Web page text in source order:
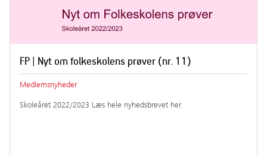
FP | Nyt om folkeskolens prøver (nr. 11)
Medlemsnyheder
Skoleåret 2022/2023 Læs hele nyhedsbrevet her.